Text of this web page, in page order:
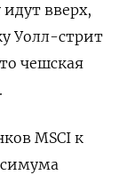
вверх,
Уолл-стрит
чешская
MSCI к